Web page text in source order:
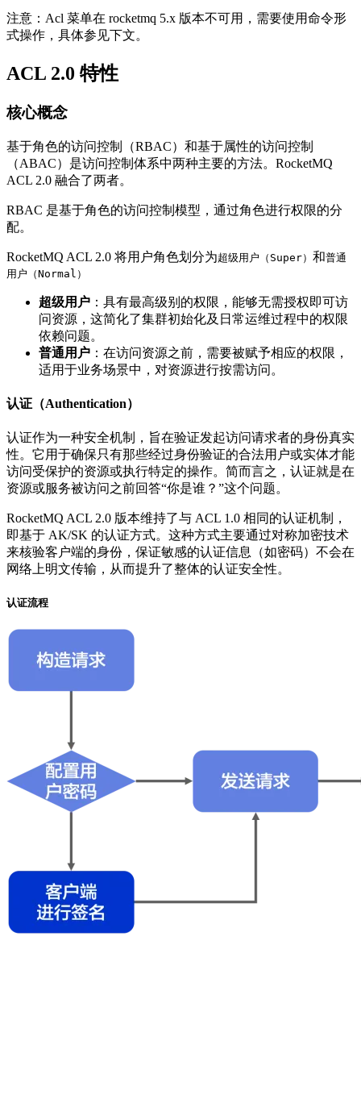
注意：Acl 菜单在 rocketmq 5.x 版本不可用，需要使用命令形
式操作，具体参见下文。
ACL 2.0 特性
核心概念
基于角色的访问控制（RBAC）和基于属性的访问控制
（ABAC）是访问控制体系中两种主要的方法。RocketMQ
ACL 2.0 融合了两者。
RBAC 是基于角色的访问控制模型，通过角色进行权限的分
配。
RocketMQ ACL 2.0 将用户角色划分为超级用户（Super） 和普通
用户（Normal）
超级用户 ：具有最高级别的权限，能够无需授权即可访
问资源，这简化了集群初始化及日常运维过程中的权限
依赖问题。
普通用户 ：在访问资源之前，需要被赋予相应的权限，
适用于业务场景中，对资源进行按需访问。
认证（Authentication）
认证作为一种安全机制，旨在验证发起访问请求者的身份真实
性。它用于确保只有那些经过身份验证的合法用户或实体才能
访问受保护的资源或执行特定的操作。简而言之，认证就是在
资源或服务被访问之前回答“你是谁？”这个问题。
RocketMQ ACL 2.0 版本维持了与 ACL 1.0 相同的认证机制，
即基于 AK/SK 的认证方式。这种方式主要通过对称加密技术
来核验客户端的身份，保证敏感的认证信息（如密码）不会在
网络上明文传输，从而提升了整体的认证安全性。
认证流程